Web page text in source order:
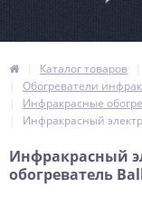
Каталог товаров
Обогреватели
Инфракрасные
Инфракрасный
Инфракрасный
обогреватель